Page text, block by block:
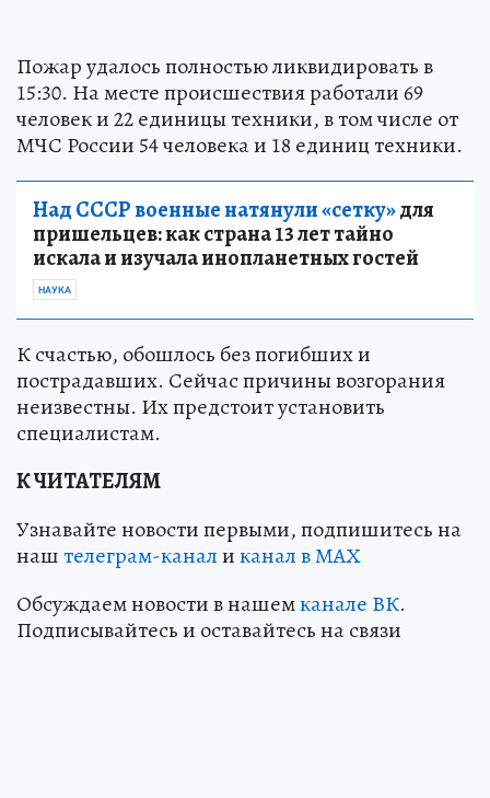
Пожар удалось полностью ликвидировать в
15:30. На месте происшествия работали 69
человек и 22 единицы техники, в том числе от
МЧС России 54 человека и 18 единиц техники.
Над СССР военные натянули «сетку»для
пришельцев: как страна 13 лет тайно
искала и изучала инопланетных гостей
НАУКА
К счастью, обошлось без погибших и
пострадавших. Сейчас причины возгорания
неизвестны. Их предстоит установить
специалистам.
К ЧИТАТЕЛЯМ
Узнавайте новости первыми, подпишитесь на
наштелеграм-каналиканал в МАХ
Обсуждаем новости в нашемканале ВК.
Подписывайтесь и оставайтесь на связи